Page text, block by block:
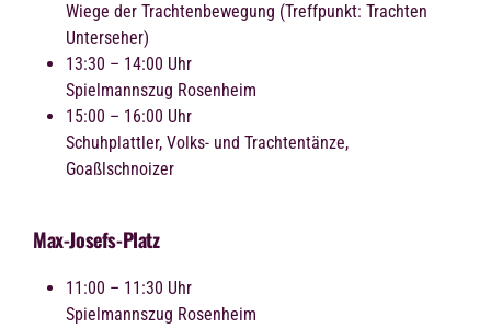
Wiege der Trachtenbewegung (Treffpunkt: Trachten
Unterseher)
13:30 – 14:00 Uhr
Spielmannszug Rosenheim
15:00 – 16:00 Uhr
Schuhplattler, Volks- und Trachtentänze,
Goaßlschnoizer
Max-Josefs-Platz
11:00 – 11:30 Uhr
Spielmannszug Rosenheim